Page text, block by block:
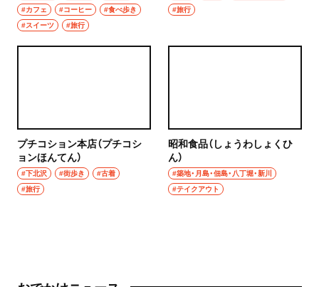
#カフェ
#コーヒー
#食べ歩き
#スイーツ
#旅行
#旅行
プチコション本店（プチコシ
ョンほんてん）
#下北沢 #街歩き
#古着
#旅行
昭和食品（しょうわしょくひ
ん）
#築地・月島・佃島・八丁堀・新川
#テイクアウト